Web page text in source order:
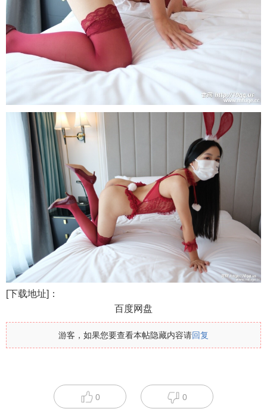
[下载地址]：
百度网盘
游客，如果您要查看本帖隐藏内容请回复
0 0